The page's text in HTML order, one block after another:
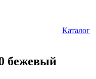
Каталог
бежевый